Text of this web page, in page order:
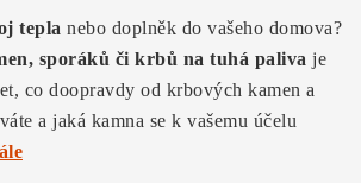
tepla nebo doplněk do vašeho domova?
sporáků či krbů na tuhá paliva je
co doopravdy od krbových kamen a
a jaká kamna se k vašemu účelu